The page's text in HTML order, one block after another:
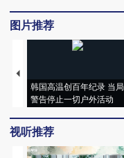
图片推荐
韩国高温创百年纪录 当局
警告停止一切户外活动
视听推荐